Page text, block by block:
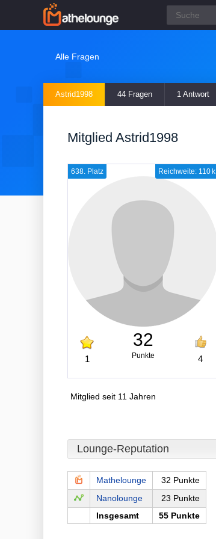
Alle Fragen
Astrid1998 44 Fragen 1 Antwort
Mitglied Astrid1998
Reichweite: 110 k
638. Platz
1
32
Punkte 4
Mitglied seit 11 Jahren
Lounge-Reputation
Mathelounge
32 Punkte
Nanolounge
23 Punkte
Insgesamt
55 Punkte